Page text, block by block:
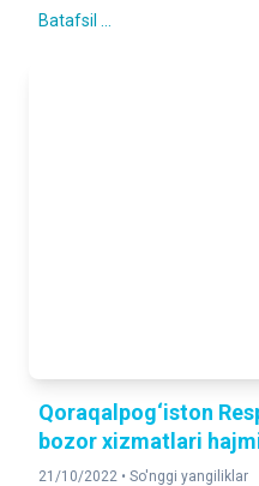
Batafsil ...
Qoraqalpog‘iston
bozor xizmatlari
21/10/2022 • So'nggi yangiliklar